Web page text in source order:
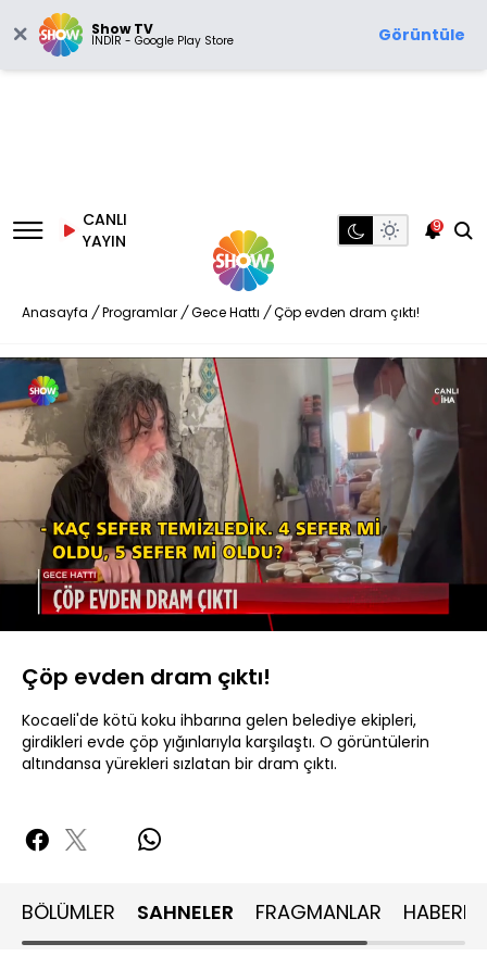
Show TV
İNDİR - Google Play Store Görüntüle
CANLI
YAYIN
9
Anasayfa / Programlar / Gece Hattı / Çöp evden dram çıktı!
Sesi
Aç
Yüklendi
53.97%
Oynatma
Hızı
Çöp evden dram çıktı!
Kocaeli'de kötü koku ihbarına gelen belediye ekipleri,
girdikleri evde çöp yığınlarıyla karşılaştı. O görüntülerin
altındansa yürekleri sızlatan bir dram çıktı.
BÖLÜMLER SAHNELER FRAGMANLAR